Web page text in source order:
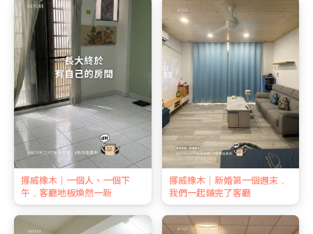
挪威橡木｜一個人、一個下
午，客廳地板煥然一新
挪威橡木｜新婚第一個週末，
我們一起鋪完了客廳